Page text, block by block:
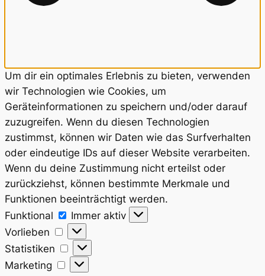
Um dir ein optimales Erlebnis zu bieten, verwenden
wir Technologien wie Cookies, um
Geräteinformationen zu speichern und/oder darauf
zuzugreifen. Wenn du diesen Technologien
zustimmst, können wir Daten wie das Surfverhalten
oder eindeutige IDs auf dieser Website verarbeiten.
Wenn du deine Zustimmung nicht erteilst oder
zurückziehst, können bestimmte Merkmale und
Funktionen beeinträchtigt werden.
Funktional
Funktional
Immer aktiv
Vorlieben
Vorlieben
Statistiken
Statistiken
Marketing
Marketing